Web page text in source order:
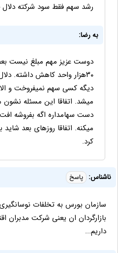
رشد سهم فقط سود شرکته
به رضا:
۳۰هزار واحد کاهش داشته.
دیگه کسی سهم نمیفروخت و
میشد. اتفاقا این مسئله
دست سهامداره اگه بفروشه
میکنه. اتفاقا روزهای بعد
کرد.
ناشناس: پاسخ
سازمان بورس به تخلفات
بازارگردان ان یعنی شرکت مدبران
داریم...